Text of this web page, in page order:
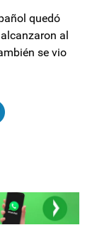
quedó
al
se vio